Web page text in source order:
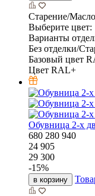
Старение/
Выберите цвет:
Варианты
Без отделки/
Базовый цвет
Цвет RAL+
Обувница 2-х
680 280 940
24 905
29 300
-15%
в корзину